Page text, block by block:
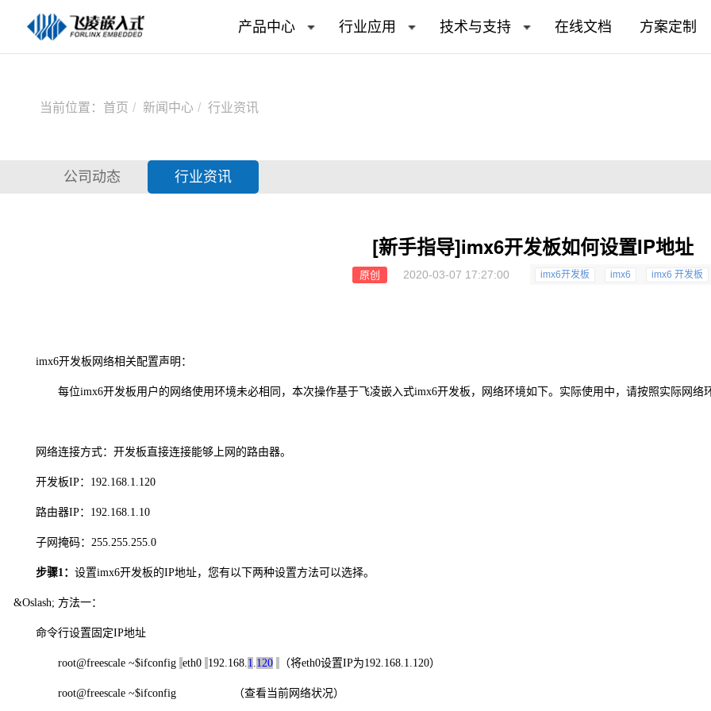
产品中心 行业应用 技术与支持 在线文档 方案定制
当前位置： 首页 新闻中心 行业资讯
公司动态 行业资讯
[新手指导]imx6开发板如何设置IP地址
原创 2020-03-07 17:27:00 imx6开发板 imx6 imx6 开发板
imx6开发板 网络相关配置声明：
每位imx6开发板用户的网络使用环境未必相同，本次操作基于 飞凌嵌入式imx6开发板， 网络环境如下。实际使用中，请按照实际网络
网络连接方式：开发板直接连接能够上网的路由器。
开发板IP：192.168.1.120
路由器IP：192.168.1.10
子网掩码：255.255.255.0
步骤1：设置imx6开发板的IP地址，您有以下两种设置方法可以选择。
&Oslash; 方法一：
命令行设置 固定IP地址
root@freescale ~$ifconfig eth0 192.168.1.120 （将eth0设置IP为192.168.1.120）
root@freescale ~$ifconfig （查看当前网络状况）